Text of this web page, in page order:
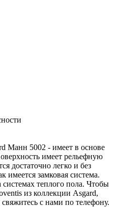
Манн 5002 - имеет в основе
имеет рельефную
достаточно легко и без
имеется замковая система.
системах теплого пола. Чтобы
из коллекции Asgard,
с нами по телефону.